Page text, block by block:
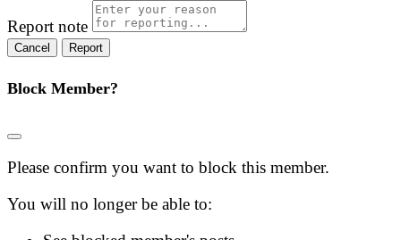
Report note
Report
Block Member?
Please confirm you want to block this member.
You will no longer be able to: